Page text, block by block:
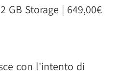
GB Storage | 649,00€
con l'intento di